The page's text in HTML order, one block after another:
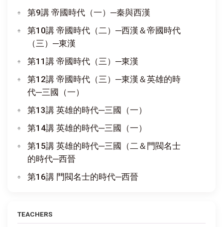
第9講 帝國時代（一）─秦與西漢
第10講 帝國時代（二）─西漢＆帝國時代
（三）─東漢
第11講 帝國時代（三）─東漢
第12講 帝國時代（三）─東漢＆英雄的時
代─三國（一）
第13講 英雄的時代─三國（一）
第14講 英雄的時代─三國（一）
第15講 英雄的時代─三國（二＆門閥名士
的時代─西晉
第16講 門閥名士的時代─西晉
TEACHERS